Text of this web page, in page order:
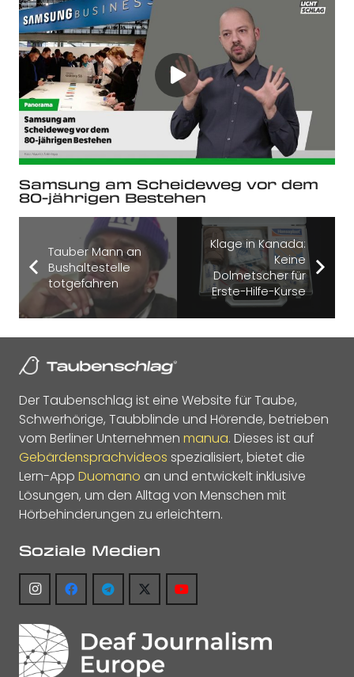
Samsung am Scheideweg vor dem
80-jährigen Bestehen
Tauber Mann an
Bushaltestelle
totgefahren
Klage in Kanada:
Keine
Dolmetscher für
Erste-Hilfe-Kurse
Der Taubenschlag ist eine Website für Taube,
Schwerhörige, Taubblinde und Hörende, betrieben
vom Berliner Unternehmen manua. Dieses ist auf
Gebärdensprachvideos spezialisiert, bietet die
Lern-App Duomano an und entwickelt inklusive
Lösungen, um den Alltag von Menschen mit
Hörbehinderungen zu erleichtern.
Soziale Medien